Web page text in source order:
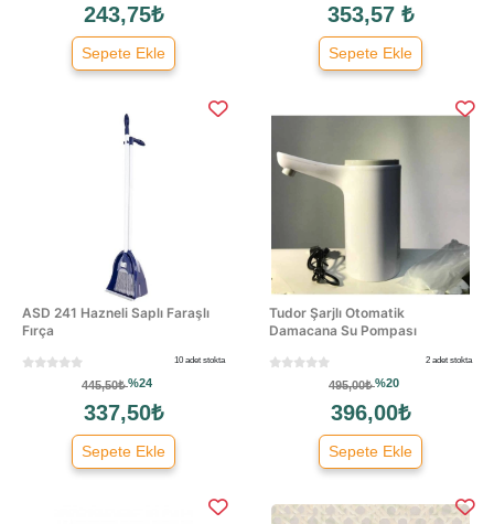
243,75₺
Sepete Ekle
353,57 ₺
Sepete Ekle
ASD 241 Hazneli Saplı Faraşlı
Fırça
10 adet stokta
445,50₺%24
337,50₺
Sepete Ekle
Tudor Şarjlı Otomatik
Damacana Su Pompası
2 adet stokta
495,00₺%20
396,00₺
Sepete Ekle